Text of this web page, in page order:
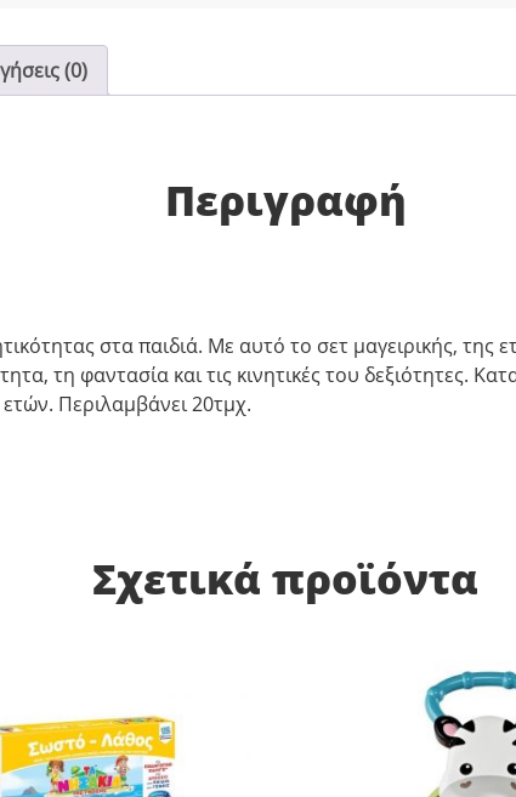
(0)
Περιγραφή
στα παιδιά. Με αυτό το σετ μαγειρικής, της
τη φαντασία και τις κινητικές του δεξιότητες.
ετών. Περιλαμβάνει 20τμχ.
Σχετικά προϊόντα